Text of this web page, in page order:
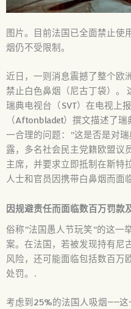
图片。目前法国已全面禁止使
烟仍不受限制。
近日，一则消息震撼了整个欧
禁止白色鼻烟（尼古丁袋）。
瑞典电视台（SVT）在电视上
（Aftonbladet）撰文描述了
一合理的问题：”这是否是对
露，多名社会民主党籍欧盟议
主席，并要求立即抵制在斯特
人士和官员因携带白鼻烟而面
因规避责任而面临数百万罚款
俗称”法国愚人节玩笑”的这一
案。在法国，若被发现持有尼
风险，还可能面临包括数百万
处罚。.
考虑到25%的法国人吸烟——